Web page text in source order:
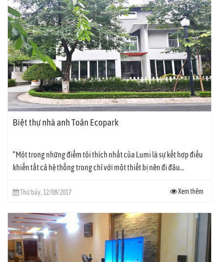
Biệt thự nhà anh Toản Ecopark
“Một trong những điểm tôi thích nhất của Lumi là sự kết hợp điều
khiển tất cả hệ thống trong chỉ với một thiết bị nên đi đâu...
Thứ bảy, 12/08/2017 Xem thêm